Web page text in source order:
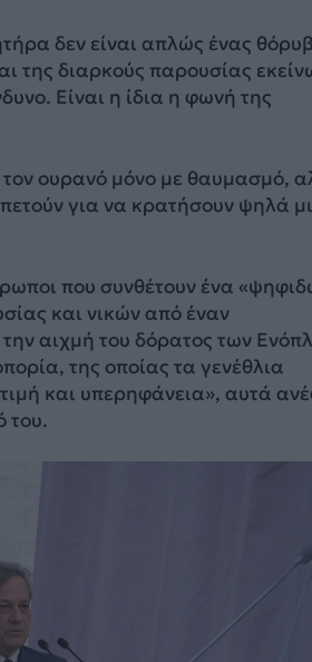
δεν είναι απλώς ένας
της διαρκούς παρουσίας
Είναι η ίδια η φωνή της
ουρανό μόνο με θαυμασμό,
πετούν για να κρατήσουν ψηλά
που συνθέτουν ένα
και νικών από έναν
αιχμή του δόρατος των
της οποίας τα γενέθλια
και υπερηφάνεια», αυτά
του.